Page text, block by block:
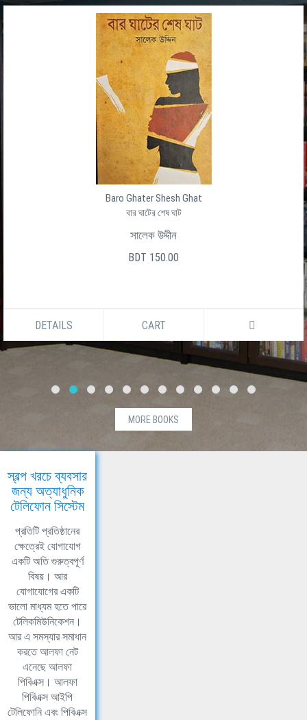
Baro Ghater Shesh Ghat
বার ঘাটের শেষ ঘাট
সালেক উদ্দীন
BDT 150.00
DETAILS CART
MORE BOOKS
স্বল্প খরচে ব্যবসার
জন্য অত্যাধুনিক
টেলিফোন সিস্টেম
প্রতিটি প্রতিষ্ঠানের
ক্ষেত্রেই যোগাযোগ
একটি অতি গুরুত্বপূর্ণ
বিষয়। আর
যোগাযোগের একটি
ভালো মাধ্যম হতে পারে
টেলিকমিউনিকেশন।
আর এ সমস্যার সমাধান
করতে আলফা নেট
এনেছে আলফা
পিবিএক্স। আলফা
পিবিএক্স আইপি
টেলিফোনি এবং পিবিএক্স